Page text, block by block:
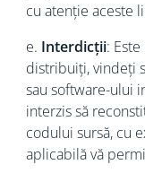
cu atenție aceste
e. Interdicții:
distribuiți, vindeți
sau software-ului
interzis să
codului sursă, cu
aplicabilă vă